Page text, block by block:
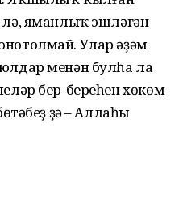
лә, яманлыҡ эшләгән
Улар әҙәм
менән булһа ла
бер-береһен хөкөм
ҙә – Аллаһы